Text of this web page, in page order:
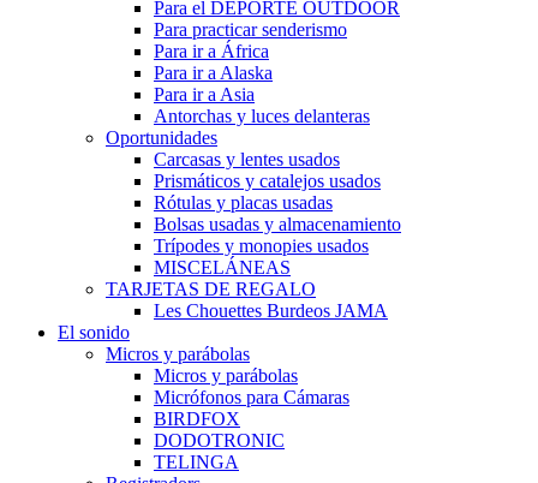
Para el DEPORTE OUTDOOR
Para practicar senderismo
Para ir a África
Para ir a Alaska
Para ir a Asia
Antorchas y luces delanteras
Oportunidades
Carcasas y lentes usados
Prismáticos y catalejos usados
Rótulas y placas usadas
Bolsas usadas y almacenamiento
Trípodes y monopies usados
MISCELÁNEAS
TARJETAS DE REGALO
Les Chouettes Burdeos JAMA
El sonido
Micros y parábolas
Micros y parábolas
Micrófonos para Cámaras
BIRDFOX
DODOTRONIC
TELINGA